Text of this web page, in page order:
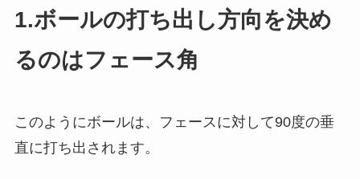
1.ボールの打ち出し方向を決め
るのはフェース角
このようにボールは、フェースに対して90度の垂
直に打ち出されます。